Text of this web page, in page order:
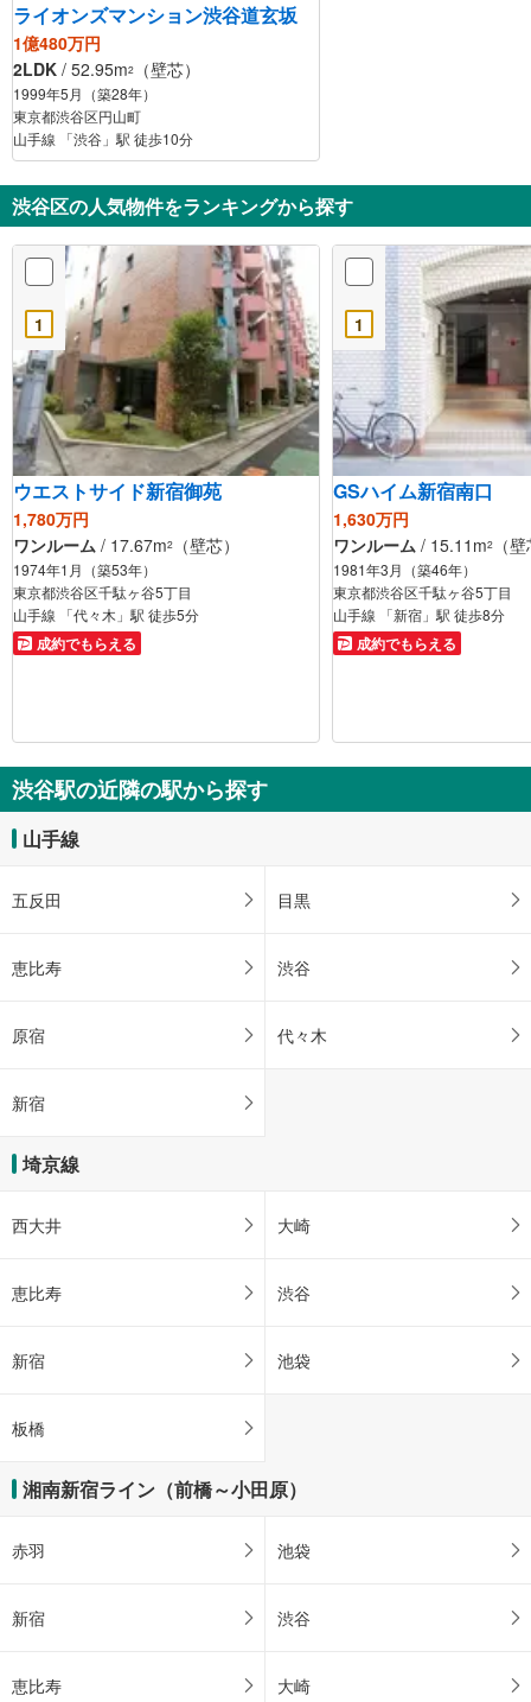
ライオンズマンション渋谷道玄坂
1億480万円
2LDK / 52.95m2 （壁芯）
1999年5月（築28年）
東京都渋谷区円山町
山手線 「渋谷」駅 徒歩10分
渋谷区の人気物件をランキングから探す
1
ウエストサイド新宿御苑
1,780万円
ワンルーム / 17.67m2 （壁芯）
1974年1月（築53年）
東京都渋谷区千駄ヶ谷5丁目
山手線 「代々木」駅 徒歩5分
成約でもらえる
1
GSハイム新宿南口
1,630万円
ワンルーム / 15.11m2 （
1981年3月（築46年）
東京都渋谷区千駄ヶ谷5丁目
山手線 「新宿」駅 徒歩8分
成約でもらえる
渋谷駅の近隣の駅から探す
山手線
五反田 目黒
恵比寿 渋谷
原宿 代々木
新宿
埼京線
西大井 大崎
恵比寿 渋谷
新宿 池袋
板橋
湘南新宿ライン（前橋～小田原）
赤羽 池袋
新宿 渋谷
恵比寿 大崎